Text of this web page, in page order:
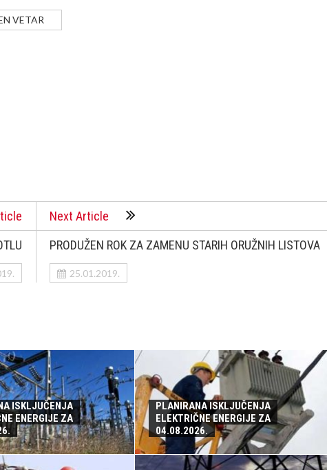
VETAR
Next Article
PRODUŽEN ROK ZA ZAMENU STARIH ORUŽNIH LISTOVA
25.01.2019.
ISKLJUČENJA
ENERGIJE ZA
PLANIRANA ISKLJUČENJA
ELEKTRIČNE ENERGIJE ZA
04.08.2026.